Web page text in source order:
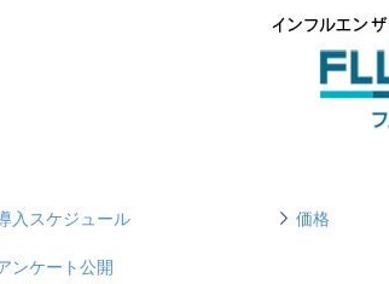
入スケジュール 価格
ンケート公開